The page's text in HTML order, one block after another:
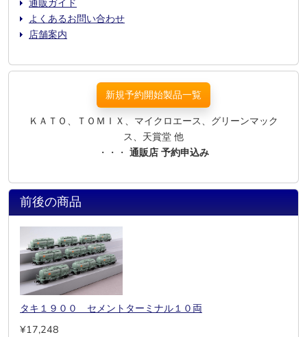
よくあるお問い合わせ
店舗案内
新規予約開始製品一覧
ＫＡＴＯ、ＴＯＭＩＸ、マイクロエース、グリーンマック
ス、天賞堂 他
・・・ 通販店 予約申込み
前後の商品
タキ１９００ セメントターミナル１０両
¥17,248